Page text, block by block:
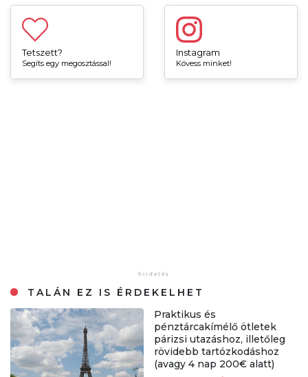
Tetszett?
Segíts egy megosztással!
Instagram
Kövess minket!
TALÁN EZ IS ÉRDEKELHET
Praktikus és
pénztárcakímélő ötletek
párizsi utazáshoz, illetőleg
rövidebb tartózkodáshoz
(avagy 4 nap 200€ alatt)